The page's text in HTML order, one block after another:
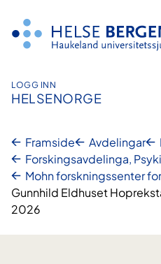
innhald
LOGG INN
HELSENORGE
Framside Avdelingar
Forskingsavdelinga,
Mohn forskningssenter
Gunnhild Eldhuset
2026